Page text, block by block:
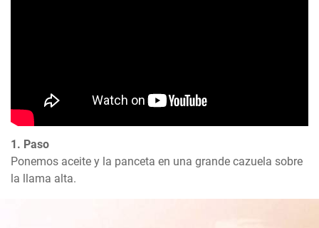
1. Paso
Ponemos aceite y la panceta en una grande cazuela sobre
la llama alta.